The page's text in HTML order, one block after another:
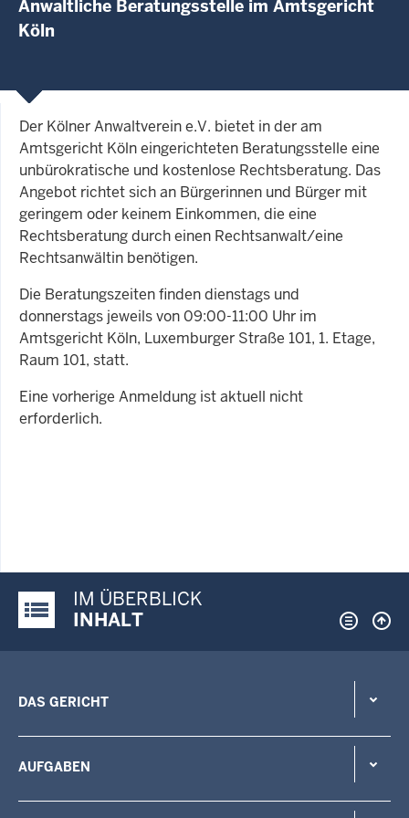
Anwaltliche Beratungsstelle im Amtsgericht
Köln
Der Kölner Anwaltverein e.V. bietet in der am
Amtsgericht Köln eingerichteten Beratungsstelle eine
unbürokratische und kostenlose Rechtsberatung. Das
Angebot richtet sich an Bürgerinnen und Bürger mit
geringem oder keinem Einkommen, die eine
Rechtsberatung durch einen Rechtsanwalt/eine
Rechtsanwältin benötigen.
Die Beratungszeiten finden dienstags und
donnerstags jeweils von 09:00-11:00 Uhr im
Amtsgericht Köln, Luxemburger Straße 101, 1. Etage,
Raum 101, statt.
Eine vorherige Anmeldung ist aktuell nicht
erforderlich.
Justiz-Portal im Überblick:
IM ÜBERBLICK
INHALT
DAS GERICHT
AUFGABEN